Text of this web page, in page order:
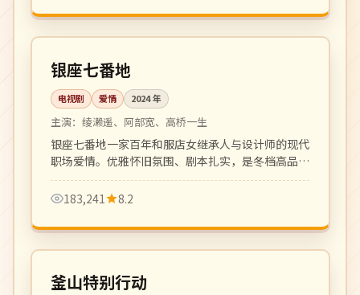
日本
热播 更新至 4 集
银座七番地
电视剧 爱情 2024年
主演： 绫濑遥、阿部宽、高桥一生
银座七番地一家百年和服店女继承人与设计师的现代
职场爱情。优雅怀旧氛围、剧本扎实，是冬档高品质
日剧。
183,241
8.2
韩国
院线 128 分钟
釜山特别行动